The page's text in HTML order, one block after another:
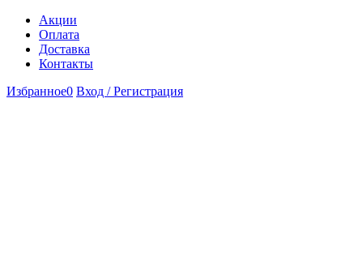
Акции
Оплата
Доставка
Контакты
Избранное0 Вход / Регистрация